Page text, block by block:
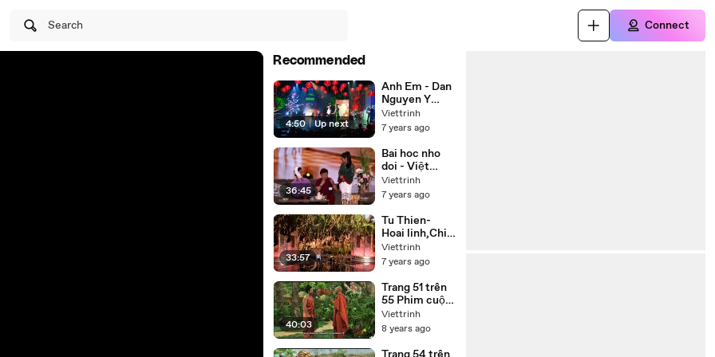
Search Connect
Recommended
4:50 | Up next
Anh Em - Dan
Nguyen Y
Phung
Viettrinh
7 years ago
36:45
Bai hoc nho
doi - Việt
Hương, Chí
Tài, Thúy Nga,
Viettrinh
7 years ago
33:57
Tu Thien-
Hoai linh,Chi
tai,Trung
Dan,Thuy
Viettrinh
7 years ago
40:03
Trang 51 trên
55 Phim cuộc
đời Đức Phật
Thích Ca
bộ 55 tập lồng
Viettrinh
8 years ago